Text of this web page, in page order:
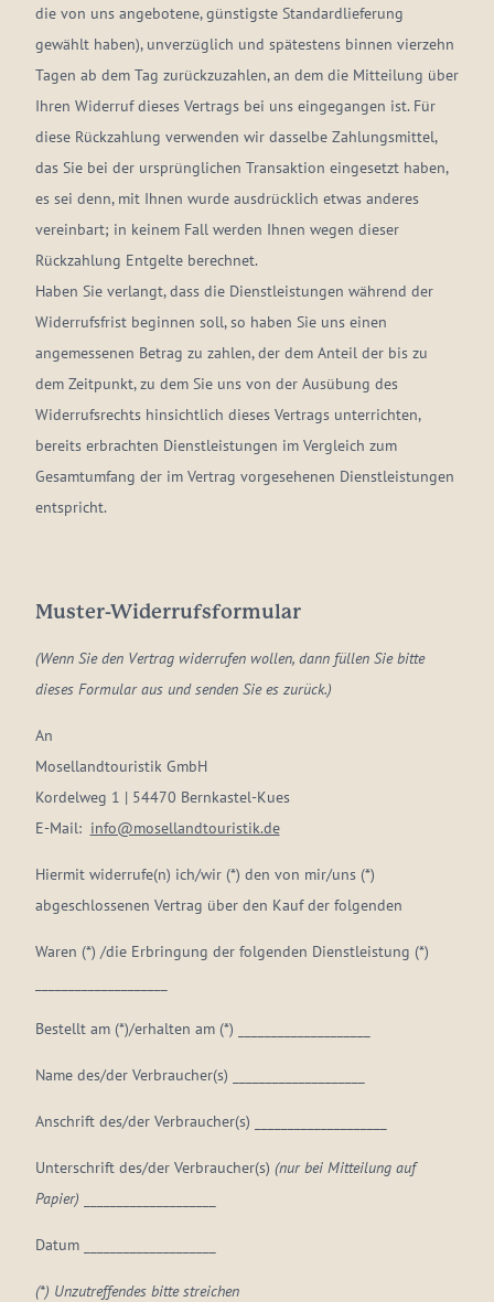
die von uns angebotene, günstigste Standardlieferung
gewählt haben), unverzüglich und spätestens binnen vierzehn
Tagen ab dem Tag zurückzuzahlen, an dem die Mitteilung über
Ihren Widerruf dieses Vertrags bei uns eingegangen ist. Für
diese Rückzahlung verwenden wir dasselbe Zahlungsmittel,
das Sie bei der ursprünglichen Transaktion eingesetzt haben,
es sei denn, mit Ihnen wurde ausdrücklich etwas anderes
vereinbart; in keinem Fall werden Ihnen wegen dieser
Rückzahlung Entgelte berechnet.
Haben Sie verlangt, dass die Dienstleistungen während der
Widerrufsfrist beginnen soll, so haben Sie uns einen
angemessenen Betrag zu zahlen, der dem Anteil der bis zu
dem Zeitpunkt, zu dem Sie uns von der Ausübung des
Widerrufsrechts hinsichtlich dieses Vertrags unterrichten,
bereits erbrachten Dienstleistungen im Vergleich zum
Gesamtumfang der im Vertrag vorgesehenen Dienstleistungen
entspricht.
Muster-Widerrufsformular
(Wenn Sie den Vertrag widerrufen wollen, dann füllen Sie bitte
dieses Formular aus und senden Sie es zurück.)
An
Mosellandtouristik GmbH
Kordelweg 1 | 54470 Bernkastel-Kues
E-Mail: info@mosellandtouristik.de
Hiermit widerrufe(n) ich/wir (*) den von mir/uns (*)
abgeschlossenen Vertrag über den Kauf der folgenden
Waren (*) /die Erbringung der folgenden Dienstleistung (*)
Bestellt am (*)/erhalten am (*) ____________________
Name des/der Verbraucher(s) ____________________
Anschrift des/der Verbraucher(s) ____________________
Unterschrift des/der Verbraucher(s) (nur bei Mitteilung auf
Papier)
Datum ____________________
(*) Unzutreffendes bitte streichen